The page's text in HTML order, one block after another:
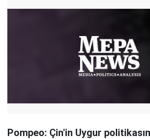
Pompeo: Çin'in Uygur